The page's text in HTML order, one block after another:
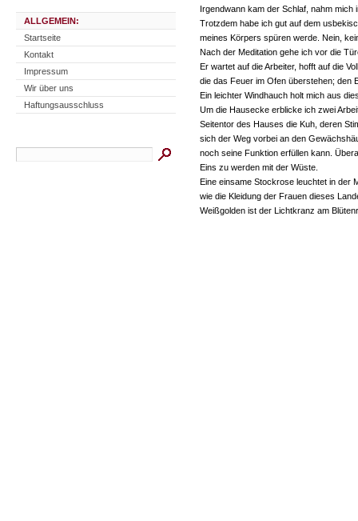
ALLGEMEIN:
Startseite
Kontakt
Impressum
Wir über uns
Haftungsausschluss
Irgendwann kam der Schlaf, nahm mich
Trotzdem habe ich gut auf dem
meines Körpers spüren werde. Nein,
Nach der Meditation gehe ich vor die
Er wartet auf die Arbeiter, hofft auf die
die das Feuer im Ofen überstehen; den
Ein leichter Windhauch holt mich aus
Um die Hausecke erblicke ich zwei
Seitentor des Hauses die Kuh, deren
sich der Weg vorbei an den
noch seine Funktion erfüllen kann.
Eins zu werden mit der Wüste.
Eine einsame Stockrose leuchtet in der
wie die Kleidung der Frauen dieses
Weißgolden ist der Lichtkranz am